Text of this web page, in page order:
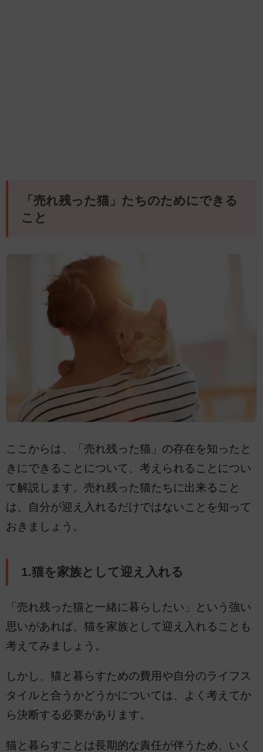
「売れ残った猫」たちのためにできる
こと
ここからは、「売れ残った猫」の存在を知ったと
きにできることについて、考えられることについ
て解説します。売れ残った猫たちに出来ること
は、自分が迎え入れるだけではないことを知って
おきましょう。
1.猫を家族として迎え入れる
「売れ残った猫と一緒に暮らしたい」という強い
思いがあれば、猫を家族として迎え入れることも
考えてみましょう。
しかし、猫と暮らすための費用や自分のライフス
タイルと合うかどうかについては、よく考えてか
ら決断する必要があります。
猫と暮らすことは長期的な責任が伴うため、いく